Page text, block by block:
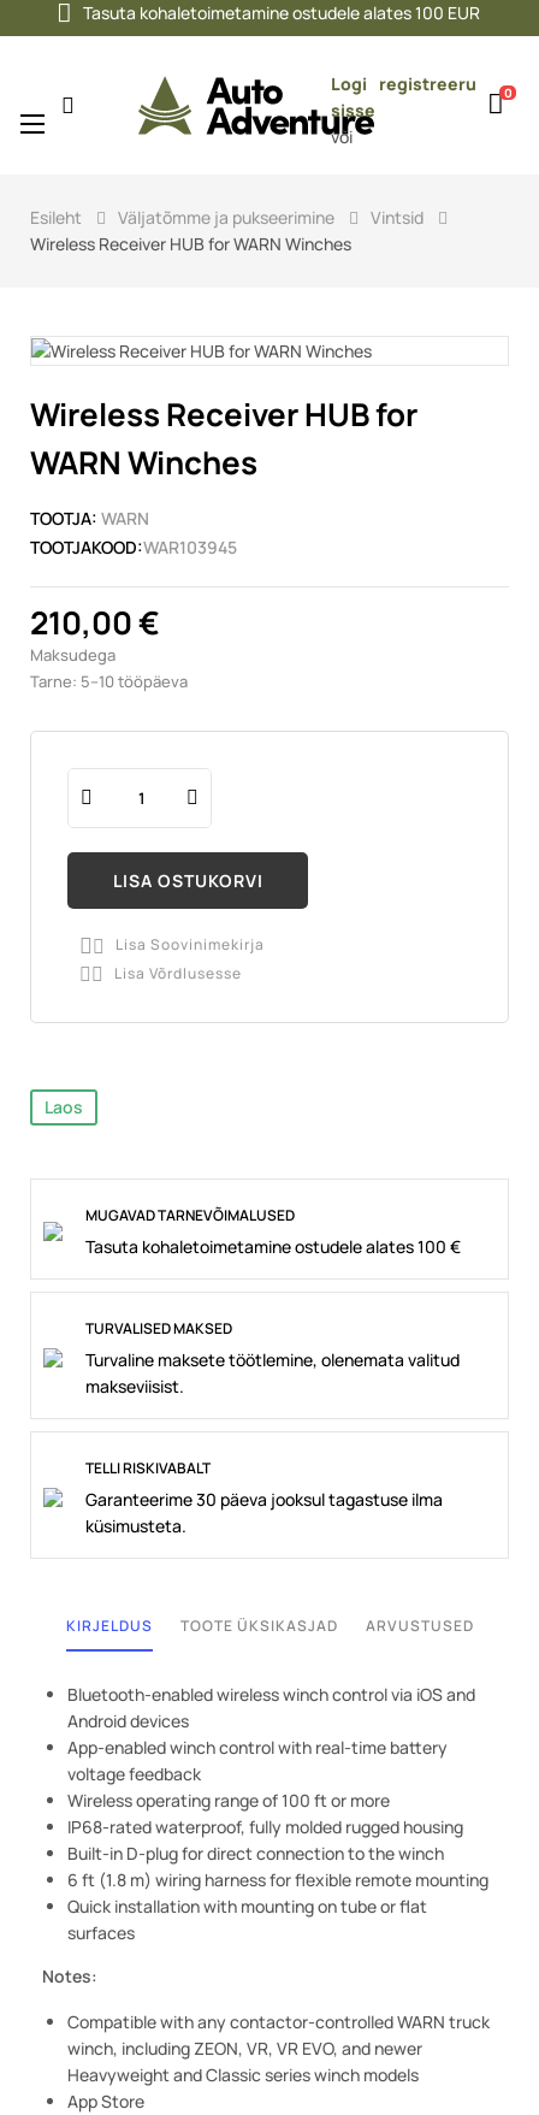
Tasuta kohaletoimetamine ostudele alates 100 EUR
Logi
sisse
või
registreeru 0
Toggle
☰
Esileht Väljatõmme ja pukseerimine
Vintsid
Wireless Receiver HUB for WARN Winches
Wireless Receiver HUB for
WARN Winches
TOOTJA: WARN
TOOTJAKOOD:WAR103945
210,00 €
Maksudega
Tarne: 5–10 tööpäeva
LISA OSTUKORVI

Lisa Soovinimekirja

Lisa Võrdlusesse
Laos
MUGAVAD TARNEVÕIMALUSED
Tasuta kohaletoimetamine ostudele alates 100 €
TURVALISED MAKSED
Turvaline maksete töötlemine, olenemata valitud
makseviisist.
TELLI RISKIVABALT
Garanteerime 30 päeva jooksul tagastuse ilma
küsimusteta.
KIRJELDUS TOOTE ÜKSIKASJAD ARVUSTUSED
Bluetooth-enabled wireless winch control via iOS and
Android devices
App-enabled winch control with real-time battery
voltage feedback
Wireless operating range of 100 ft or more
IP68-rated waterproof, fully molded rugged housing
Built-in D-plug for direct connection to the winch
6 ft (1.8 m) wiring harness for flexible remote mounting
Quick installation with mounting on tube or flat
surfaces
Notes:
Compatible with any contactor-controlled WARN truck
winch, including ZEON, VR, VR EVO, and newer
Heavyweight and Classic series winch models
App Store